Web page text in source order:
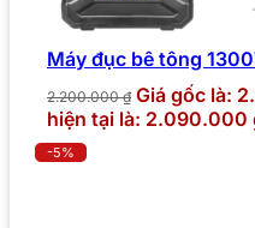
Máy đục bê tông
2.200.000₫ Giá gốc là:
hiện tại là: 2.090.000
-5%